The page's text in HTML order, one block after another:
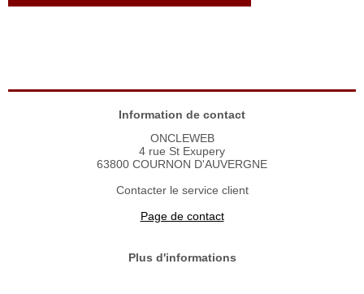
Information de contact
ONCLEWEB
4 rue St Exupery
63800 COURNON D'AUVERGNE
Contacter le service client
Page de contact
Plus d'informations